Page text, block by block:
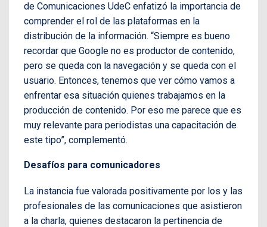
de Comunicaciones UdeC enfatizó la importancia de
comprender el rol de las plataformas en la
distribución de la información. “Siempre es bueno
recordar que Google no es productor de contenido,
pero se queda con la navegación y se queda con el
usuario. Entonces, tenemos que ver cómo vamos a
enfrentar esa situación quienes trabajamos en la
producción de contenido. Por eso me parece que es
muy relevante para periodistas una capacitación de
este tipo”, complementó.
Desafíos para comunicadores
La instancia fue valorada positivamente por los y las
profesionales de las comunicaciones que asistieron
a la charla, quienes destacaron la pertinencia de